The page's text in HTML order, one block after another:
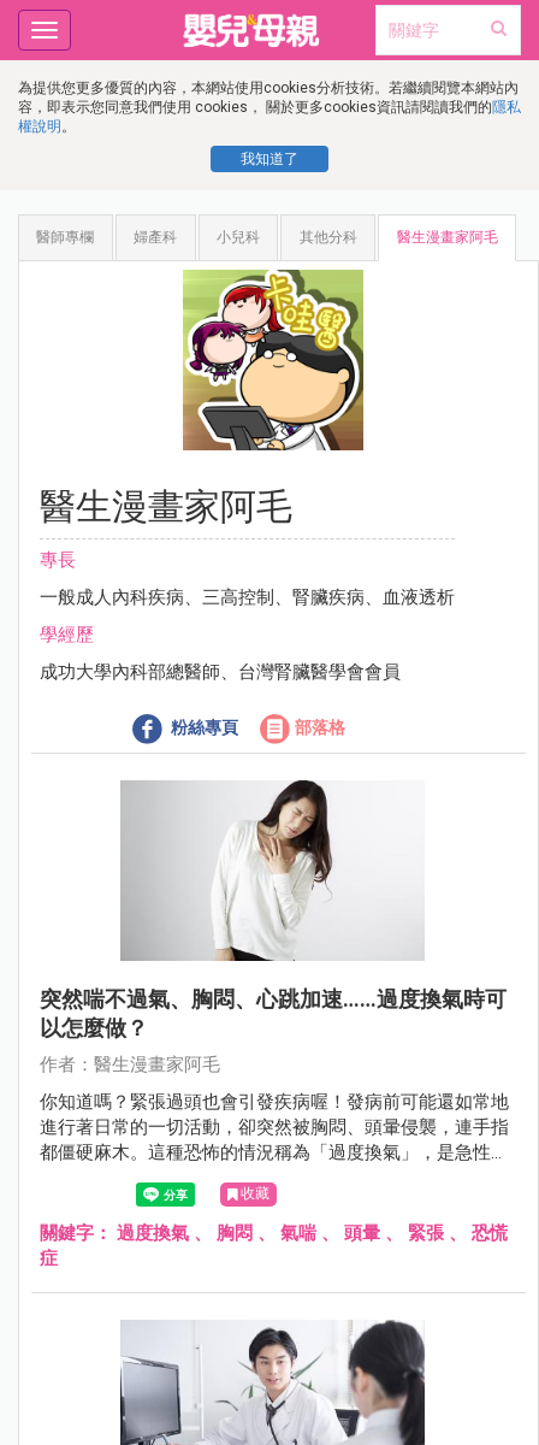
為提供您更多優質的內容，本網站使用cookies分析技術。若繼續閱覽本網站內
容，即表示您同意我們使用 cookies， 關於更多cookies資訊請閱讀我們的隱私
權說明 。
我知道了
Toggle
navigation
醫師專欄 婦產科 小兒科 其他分科 醫生漫畫家阿毛
醫生漫畫家阿毛
專長
一般成人內科疾病、三高控制、腎臟疾病、血液透析
學經歷
成功大學內科部總醫師、台灣腎臟醫學會會員
粉絲專頁 部落格
突然喘不過氣、胸悶、心跳加速……過度換氣時可
以怎麼做？
作者：醫生漫畫家阿毛
你知道嗎？緊張過頭也會引發疾病喔！發病前可能還如常地
進行著日常的一切活動，卻突然被胸悶、頭暈侵襲，連手指
都僵硬麻木。這種恐怖的情況稱為「過度換氣」，是急性情
緒造成自主神經失調所引起的。「過度換氣」的高風險族群
有哪些？發生時可以如何處理？阿毛醫師帶你認識！
收藏
關鍵字： 過度換氣 、 胸悶 、 氣喘、 頭暈 、 緊張 、 恐慌
症